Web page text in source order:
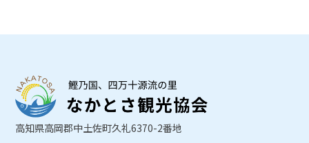
高知県高岡郡中土佐町久礼6370-2番地